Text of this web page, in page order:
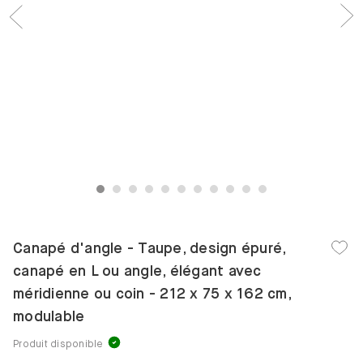
1 2 3 4 5 6 7 8 9 1011
Canapé d'angle - Taupe, design épuré,
canapé en L ou angle, élégant avec
méridienne ou coin - 212 x 75 x 162 cm,
modulable
Produit disponible